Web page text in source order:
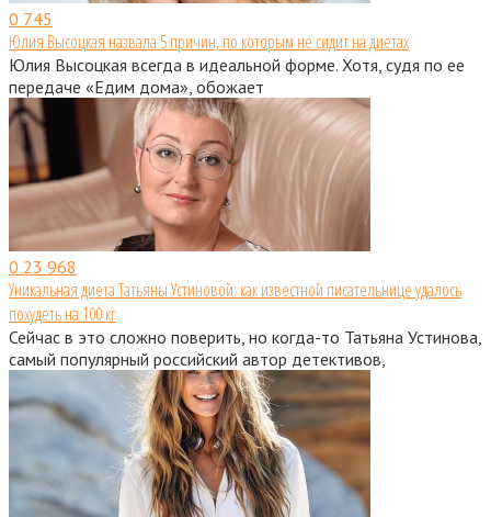
0 745
Юлия Высоцкая назвала 5 причин, по которым не сидит на диетах
Юлия Высоцкая всегда в идеальной форме. Хотя, судя по ее
передаче «Едим дома», обожает
0 23 968
Уникальная диета Татьяны Устиновой: как известной писательнице удалось
похудеть на 100 кг
Сейчас в это сложно поверить, но когда-то Татьяна Устинова,
самый популярный российский автор детективов,